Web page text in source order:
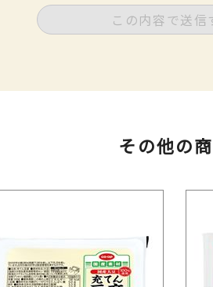
この内容で送信
その他の